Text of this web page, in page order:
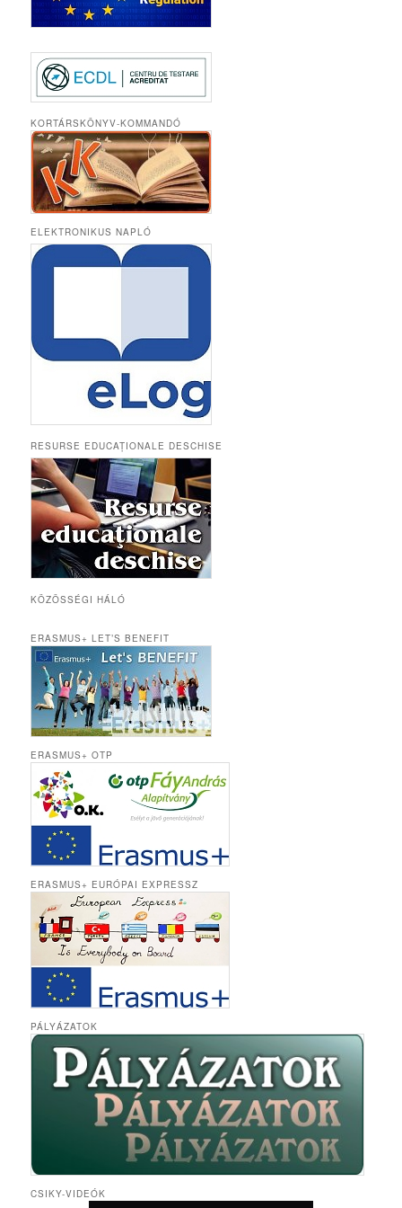
KORTÁRSKÖNYV-KOMMANDÓ
ELEKTRONIKUS NAPLÓ
RESURSE EDUCAȚIONALE DESCHISE
KÖZÖSSÉGI HÁLÓ
ERASMUS+ LET’S BENEFIT
ERASMUS+ OTP
ERASMUS+ EURÓPAI EXPRESSZ
PÁLYÁZATOK
CSIKY-VIDEÓK